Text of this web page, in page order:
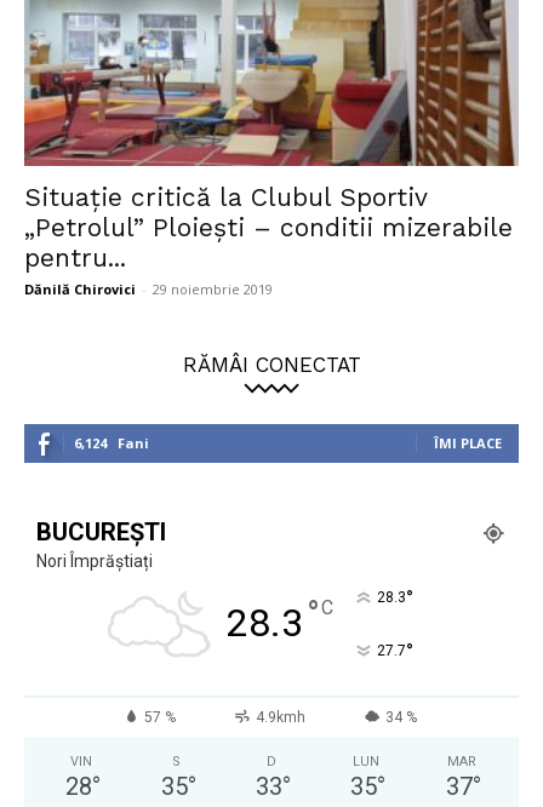
Investigații
Situație critică la Clubul Sportiv
„Petrolul” Ploiești – conditii mizerabile
pentru...
Dănilă Chirovici - 29 noiembrie 2019
RĂMÂI CONECTAT
6,124 Fani ÎMI PLACE
BUCUREȘTI
Nori Împrăștiați
28.3 °C 28.3°
27.7°
57 % 4.9kmh 34 %
VIN
28°
S
35°
D
33°
LUN
35°
MAR
37°